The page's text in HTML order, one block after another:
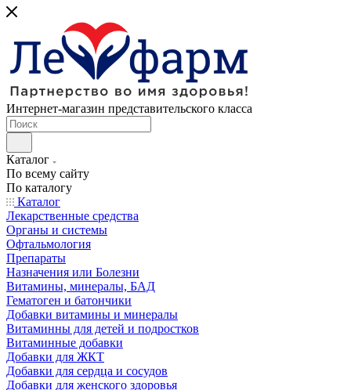
Интернет-магазин представительского класса
Каталог
По всему сайту
По каталогу
Каталог
Лекарственные средства
Органы и системы
Офтальмология
Препараты
Назначения или Болезни
Витамины, минералы, БАД
Гематоген и батончики
Добавки витамины и минералы
Витаминны для детей и подростков
Витаминные добавки
Добавки для ЖКТ
Добавки для сердца и сосудов
Добавки для женского здоровья